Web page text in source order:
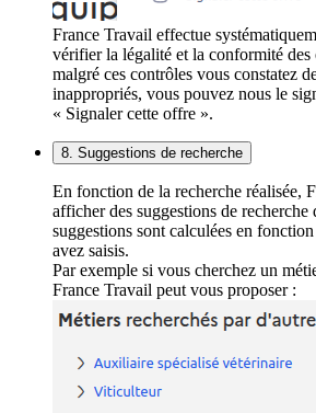
France Travail effectue
vérifier la légalité et la conformité des
malgré ces contrôles vous constatez
inappropriés, vous pouvez nous le
« Signaler cette offre ».
8. Suggestions de recherche
En fonction de la recherche réalisée,
afficher des suggestions de recherche
suggestions sont calculées en
avez saisis.
Par exemple si vous cherchez un
France Travail peut vous proposer :